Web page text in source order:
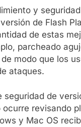
y
de Flash
de estas
parcheado
modo que los
ataques.
seguridad de
ocurre revisando
y Mac OS